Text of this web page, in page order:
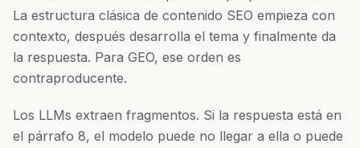
La estructura clásica de contenido SEO empieza con
contexto, después desarrolla el tema y finalmente da
la respuesta. Para GEO, ese orden es
contraproducente.
Los LLMs extraen fragmentos. Si la respuesta está en
el párrafo 8, el modelo puede no llegar a ella o puede